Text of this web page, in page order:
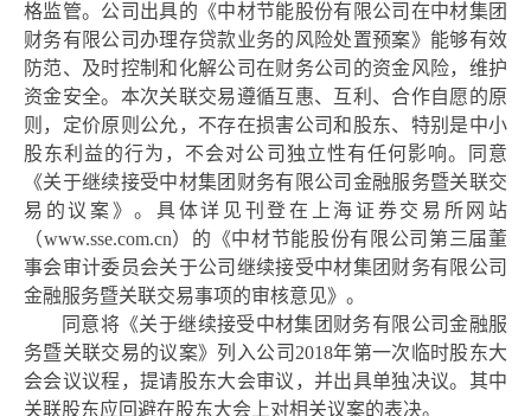
格监管。公司出具的《中材节能股份有限公司在中材集团
财务有限公司办理存贷款业务的风险处置预案》能够有效
防范、及时控制和化解公司在财务公司的资金风险，维护
资金安全。本次关联交易遵循互惠、互利、合作自愿的原
则，定价原则公允，不存在损害公司和股东、特别是中小
股东利益的行为，不会对公司独立性有任何影响。同意
《关于继续接受中材集团财务有限公司金融服务暨关联交
易的议案》。具体详见刊登在上海证券交易所网站
（www.sse.com.cn）的《中材节能股份有限公司第三届董
事会审计委员会关于公司继续接受中材集团财务有限公司
金融服务暨关联交易事项的审核意见》。
同意将《关于继续接受中材集团财务有限公司金融服
务暨关联交易的议案》列入公司 2018年第一次临时股东大
会会议议程，提请股东大会审议，并出具单独决议。其中
关联股东应回避在股东大会上对相关议案的表决。